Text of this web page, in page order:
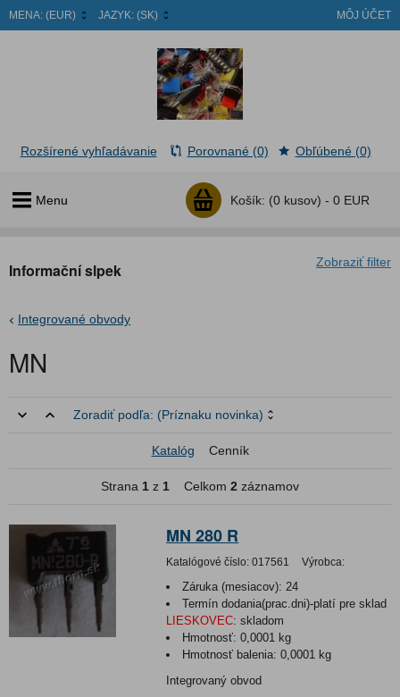
MENA: (EUR) JAZYK: (SK) MÔJ ÚČET
Menu Košík: (0 kusov) - 0 EUR
Rozšírené vyhľadávanie Porovnané (0) Obľúbené (0)
Zobraziť filter
Informační slpek
Integrované obvody
MN
Zoradiť podľa: (Príznaku novinka)
Katalóg Cenník
Strana 1 z 1 Celkom 2 záznamov
MN 280 R
Katalógové číslo: 017561 Výrobca:
Záruka (mesiacov): 24
Termín dodania(prac.dni)-platí pre sklad
LIESKOVEC: skladom
Hmotnosť:0,0001 kg
Hmotnosť balenia:0,0001 kg
Integrovaný obvod